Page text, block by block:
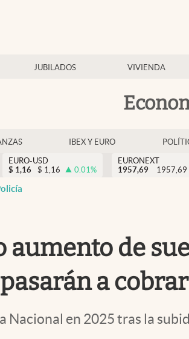
JUBILADOS VIVIENDA
IBEX Y EURO
EURO-USD
$ 1,16 $ 1,16 0.01%
EURONEXT
1957,69
1957,69
de
a
Nacional en 2025 tras la